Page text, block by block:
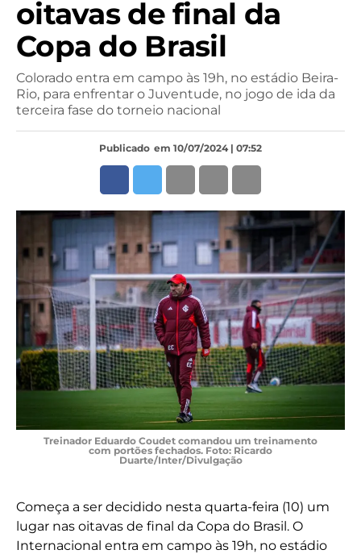
oitavas de final da
Copa do Brasil
Colorado entra em campo às 19h, no estádio Beira-
Rio, para enfrentar o Juventude, no jogo de ida da
terceira fase do torneio nacional
Publicado em 10/07/2024 | 07:52
Treinador Eduardo Coudet comandou um treinamento
com portões fechados. Foto: Ricardo
Duarte/Inter/Divulgação
Começa a ser decidido nesta quarta-feira (10) um
lugar nas oitavas de final da Copa do Brasil. O
Internacional entra em campo às 19h, no estádio